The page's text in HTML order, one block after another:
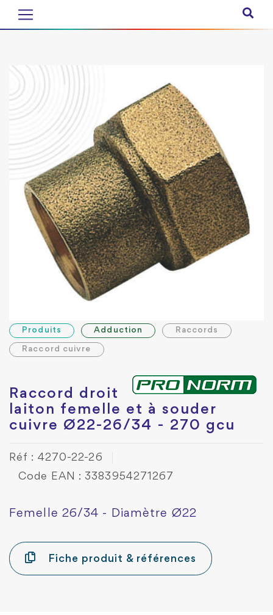
Produits Adduction Raccords
Raccord cuivre
Raccord droit
laiton femelle et à souder
cuivre Ø22-26/34 - 270 gcu
Réf : 4270-22-26
Code EAN : 3383954271267
Femelle 26/34 - Diamètre Ø22
Fiche produit & références